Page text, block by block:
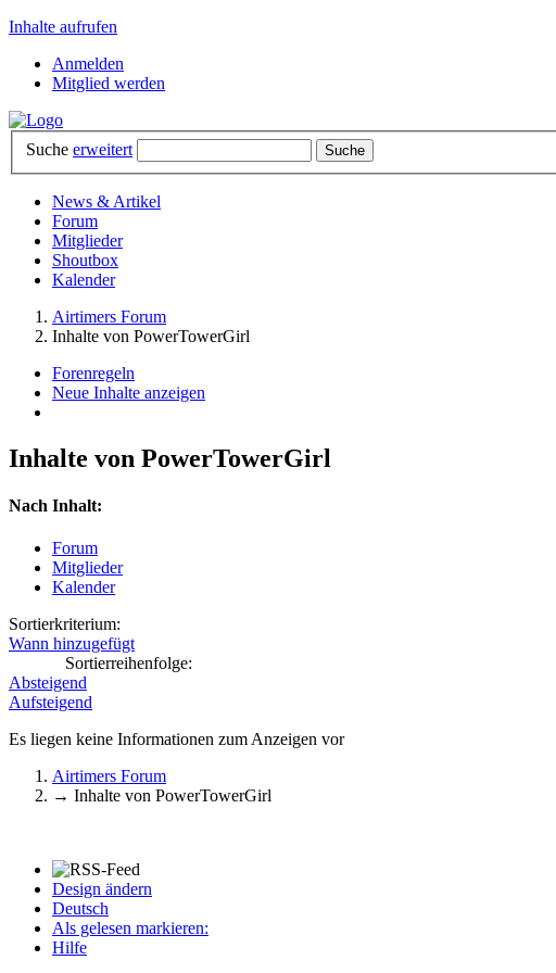
Inhalte aufrufen
Anmelden
Mitglied werden
Suche erweitert
News & Artikel
Forum
Mitglieder
Shoutbox
Kalender
Airtimers Forum
Inhalte von PowerTowerGirl
Forenregeln
Neue Inhalte anzeigen
Inhalte von PowerTowerGirl
Nach Inhalt:
Forum
Mitglieder
Kalender
Sortierkriterium:
Wann hinzugefügt
Sortierreihenfolge:
Absteigend
Aufsteigend
Es liegen keine Informationen zum Anzeigen vor
Airtimers Forum
→ Inhalte von PowerTowerGirl
Design ändern
Deutsch
Als gelesen markieren:
Hilfe